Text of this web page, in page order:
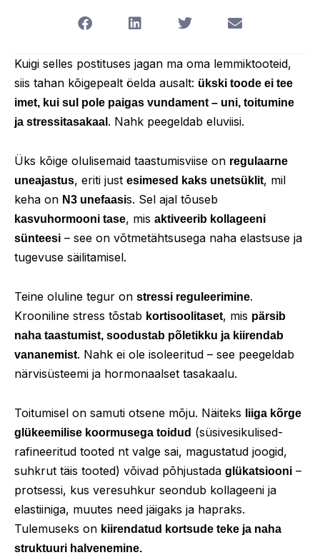
Kuigi selles postituses jagan ma oma lemmiktooteid,
siis tahan kõigepealt öelda ausalt: ükski toode ei tee
imet, kui sul pole paigas vundament – uni, toitumine
ja stressitasakaal . Nahk peegeldab eluviisi.
Üks kõige olulisemaid taastumisviise on regulaarne
uneajastus, eriti just esimesed kaks unetsüklit, mil
keha on N3 unefaasis. Sel ajal tõuseb
kasvuhormooni tase, mis aktiveerib kollageeni
sünteesi – see on võtmetähtsusega naha elastsuse ja
tugevuse säilitamisel.
Teine oluline tegur on stressi reguleerimine.
Krooniline stress tõstab kortisoolitaset, mis pärsib
naha taastumist, soodustab põletikku ja kiirendab
vananemist. Nahk ei ole isoleeritud – see peegeldab
närvisüsteemi ja hormonaalset tasakaalu.
Toitumisel on samuti otsene mõju. Näiteks
liiga kõrge
glükeemilise koormusega toidud (süsivesikulised-
rafineeritud tooted nt valge sai, magustatud joogid,
suhkrut täis tooted) võivad põhjustada glükatsiooni –
protsessi, kus veresuhkur seondub kollageeni ja
elastiiniga, muutes need jäigaks ja hapraks.
Tulemuseks on kiirendatud kortsude teke ja naha
struktuuri halvenemine.